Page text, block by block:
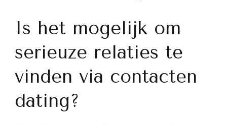
Is het mogelijk om
serieuze relaties te
vinden via contacten
dating?